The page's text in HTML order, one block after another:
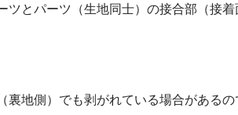
ツとパーツ（生地同士）の接合部（接
裏地側）でも剥がれている場合があるの